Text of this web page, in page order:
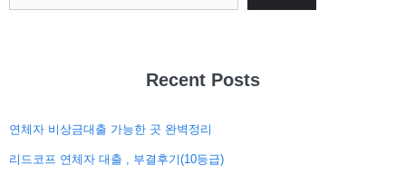
Recent Posts
연체자 비상금대출 가능한 곳 완벽정리
리드코프 연체자 대출 , 부결후기(10등급)